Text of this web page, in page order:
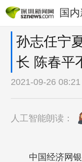
国
孙志任宁
长 陈春平
2021-09-26 08:21
人工智能朗读：
中国经济网